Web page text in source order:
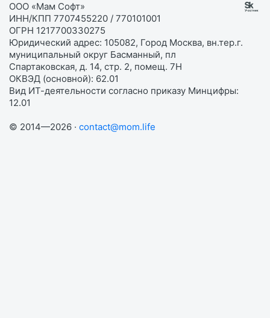
ООО «Мам Софт»
ИНН/КПП 7707455220 / 770101001
ОГРН 1217700330275
Юридический адрес: 105082, Город Москва, вн.тер.г.
муниципальный округ Басманный, пл
Спартаковская, д. 14, стр. 2, помещ. 7Н
ОКВЭД (основной): 62.01
Вид ИТ-деятельности согласно приказу Минцифры:
12.01
© 2014—2026 · contact@mom.life